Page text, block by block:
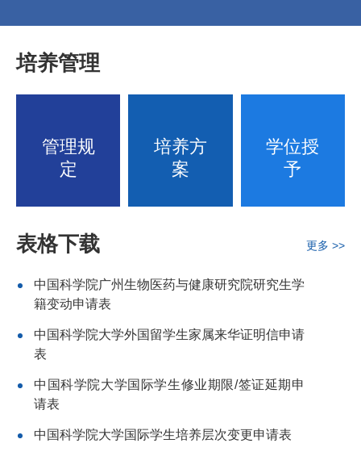
培养管理
管理规
定
培养方
案
学位授
予
表格下载 更多 >>
中国科学院广州生物医药与健康研究院研究生学
籍变动申请表
中国科学院大学外国留学生家属来华证明信申请
表
中国科学院大学国际学生修业期限/签证延期申
请表
中国科学院大学国际学生培养层次变更申请表